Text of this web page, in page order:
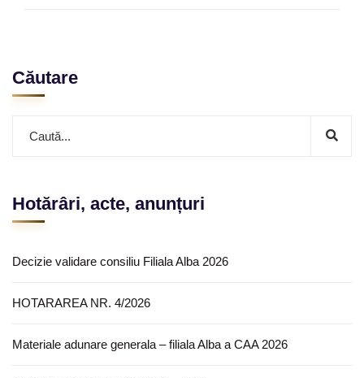
Căutare
Hotărâri, acte, anunțuri
Decizie validare consiliu Filiala Alba 2026
HOTARAREA NR. 4/2026
Materiale adunare generala – filiala Alba a CAA 2026